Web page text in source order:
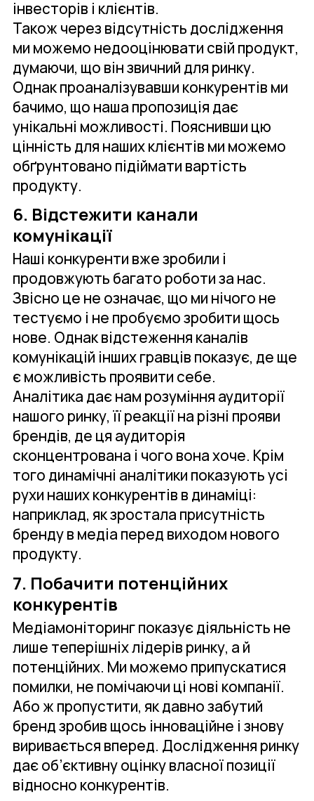
інвесторів і клієнтів.
Також через відсутність дослідження
ми можемо недооцінювати свій продукт,
думаючи, що він звичний для ринку.
Однак проаналізувавши конкурентів ми
бачимо, що наша пропозиція дає
унікальні можливості. Пояснивши цю
цінність для наших клієнтів ми можемо
обґрунтовано підіймати вартість
продукту.
6. Відстежити канали
комунікації
Наші конкуренти вже зробили і
продовжують багато роботи за нас.
Звісно це не означає, що ми нічого не
тестуємо і не пробуємо зробити щось
нове. Однак відстеження каналів
комунікацій інших гравців показує, де ще
є можливість проявити себе.
Аналітика дає нам розуміння аудиторії
нашого ринку, її реакції на різні прояви
брендів, де ця аудиторія
сконцентрована і чого вона хоче. Крім
того динамічні аналітики показують усі
рухи наших конкурентів в динаміці:
наприклад, як зростала присутність
бренду в медіа перед виходом нового
продукту.
7. Побачити потенційних
конкурентів
Медіамоніторинг показує діяльність не
лише теперішніх лідерів ринку, а й
потенційних. Ми можемо припускатися
помилки, не помічаючи ці нові компанії.
Або ж пропустити, як давно забутий
бренд зробив щось інноваційне і знову
виривається вперед. Дослідження ринку
дає об’єктивну оцінку власної позиції
відносно конкурентів.